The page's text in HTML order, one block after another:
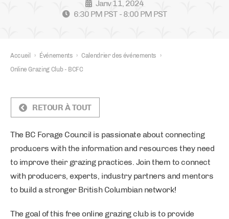
Janv 11, 2024
6:30 PM PST - 8:00 PM PST
Accueil › Événements › Calendrier des événements
›
Online Grazing Club - BCFC
RETOUR À TOUT
The BC Forage Council is passionate about connecting
producers with the information and resources they need
to improve their grazing practices. Join them to connect
with producers, experts, industry partners and mentors
to build a stronger British Columbian network!
The goal of this free online grazing club is to provide